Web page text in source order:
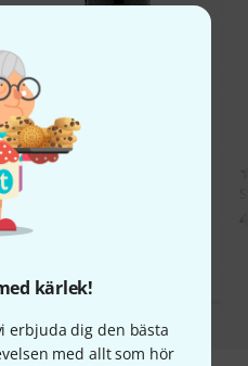
kärlek!
erbjuda dig den bästa
med allt som hör
Audix
2 069 kr